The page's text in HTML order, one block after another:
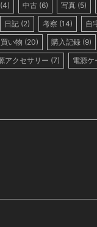
(4) 中古 (6) 写真 (5)
日記 (2) 考察 (14) 自
買い物 (20) 購入記録 (9)
アクセサリー (7) 電源ケ